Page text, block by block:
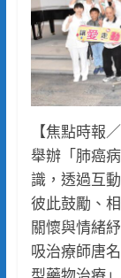
【焦點時報
舉辦「肺癌
識，透過互
彼此鼓勵、
關懷與情緒
吸治療師唐